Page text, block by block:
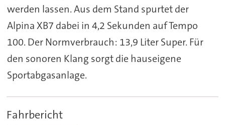
werden lassen. Aus dem Stand spurtet der
Alpina XB7 dabei in 4,2 Sekunden auf Tempo
100. Der Normverbrauch: 13,9 Liter Super. Für
den sonoren Klang sorgt die hauseigene
Sportabgasanlage.
Fahrbericht